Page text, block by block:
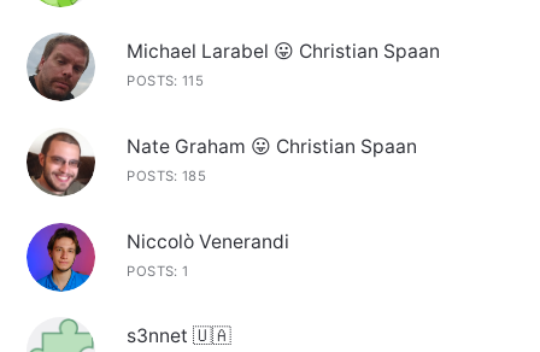
Michael Larabel 😛 Christian Spaan
POSTS: 115
Nate Graham 😛 Christian Spaan
POSTS: 185
Niccolò Venerandi
POSTS: 1
s3nnet 🇺🇦